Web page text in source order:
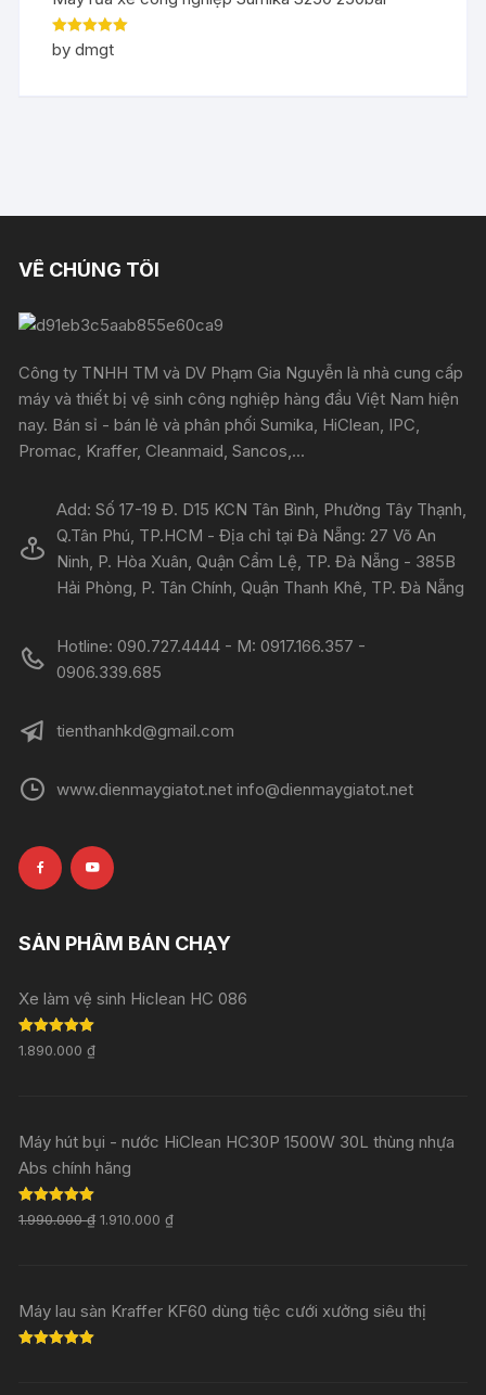
Rated5out
of 5
by dmgt
VỀ CHÚNG TÔI
Công ty TNHH TM và DV Phạm Gia Nguyễn là nhà cung cấp
máy và thiết bị vệ sinh công nghiệp hàng đầu Việt Nam hiện
nay. Bán sỉ - bán lẻ và phân phối Sumika, HiClean, IPC,
Promac, Kraffer, Cleanmaid, Sancos,...
Add: Số 17-19 Đ. D15 KCN Tân Bình, Phường Tây Thạnh,
Q.Tân Phú, TP.HCM - Địa chỉ tại Đà Nẵng: 27 Võ An
Ninh, P. Hòa Xuân, Quận Cẩm Lệ, TP. Đà Nẵng - 385B
Hải Phòng, P. Tân Chính, Quận Thanh Khê, TP. Đà Nẵng
Hotline: 090.727.4444 - M: 0917.166.357 -
0906.339.685
tienthanhkd@gmail.com
www.dienmaygiatot.net info@dienmaygiatot.net
SẢN PHẨM BÁN CHẠY
Xe làm vệ sinh Hiclean HC 086
Rated 5.00
out of 5
1.890.000₫
Máy hút bụi - nước HiClean HC30P 1500W 30L thùng nhựa
Abs chính hãng
Rated 5.00
out of 5
1.990.000₫ 1.910.000₫
Máy lau sàn Kraffer KF60 dùng tiệc cưới xưởng siêu thị